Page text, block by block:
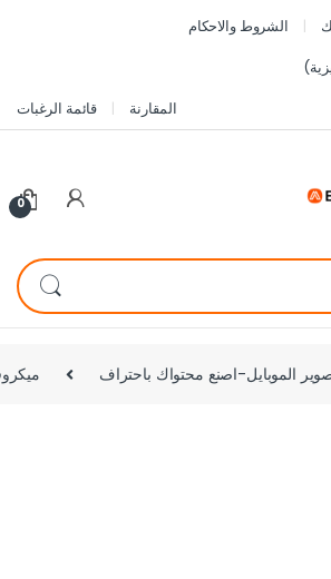
الشروط والاحكام
)
المقارنة
قائمة الرغبات
0
الموبايل-اصنع محتواك باحتراف